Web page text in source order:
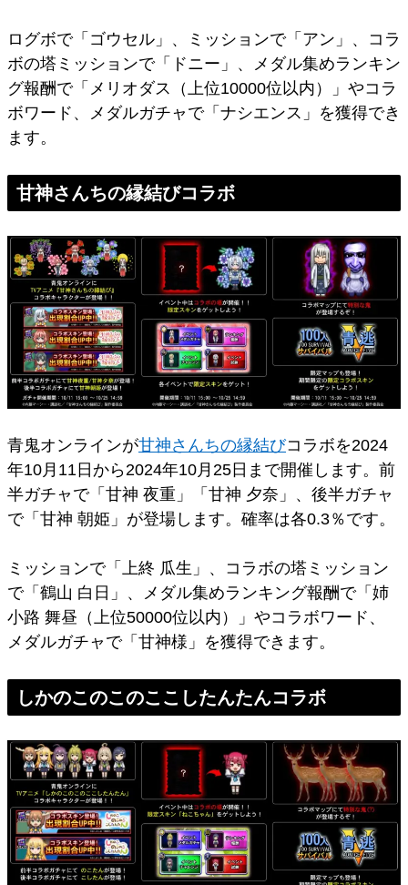
ログボで「ゴウセル」、ミッションで「アン」、コラ
ボの塔ミッションで「ドニー」、メダル集めランキン
グ報酬で「メリオダス（上位10000位以内）」やコラ
ボワード、メダルガチャで「ナシエンス」を獲得でき
ます。
甘神さんちの縁結びコラボ
青鬼オンラインが甘神さんちの縁結びコラボを2024
年10月11日から2024年10月25日まで開催します。前
半ガチャで「甘神 夜重」「甘神 夕奈」、後半ガチャ
で「甘神 朝姫」が登場します。確率は各0.3％です。
ミッションで「上終 瓜生」、コラボの塔ミッション
で「鶴山 白日」、メダル集めランキング報酬で「姉
小路 舞昼（上位50000位以内）」やコラボワード、
メダルガチャで「甘神様」を獲得できます。
しかのこのこのここしたんたんコラボ